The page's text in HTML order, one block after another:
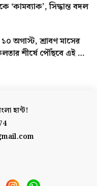
‘কামব্যাক’, সিদ্ধান্ত বদল
অগাস্ট, শ্রাবণ মাসের
শীর্ষে পৌঁছবে এই ছয়
হান্ট!